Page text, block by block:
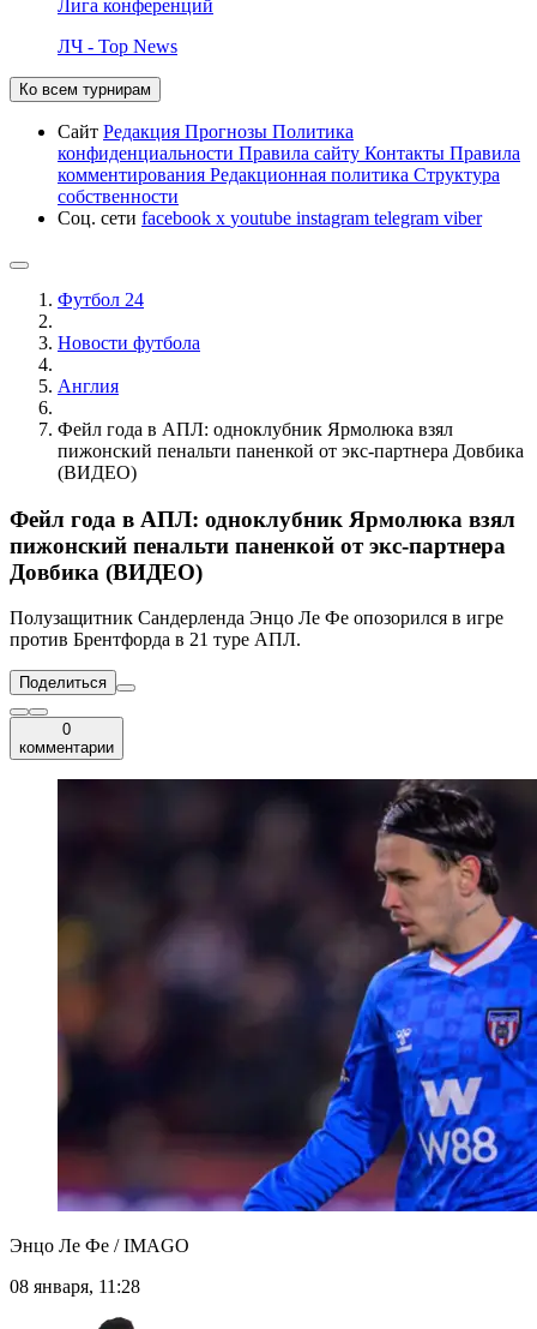
Лига конференций
ЛЧ - Top News
Ко всем турнирам
Сайт Редакция Прогнозы Политика
конфиденциальности Правила сайту Контакты Правила
комментирования Редакционная политика Структура
собственности
Соц. сети facebook x youtube instagram telegram viber
Футбол 24
Новости футбола
Англия
Фейл года в АПЛ: одноклубник Ярмолюка взял
пижонский пенальти паненкой от экс-партнера Довбика
(ВИДЕО)
Фейл года в АПЛ: одноклубник Ярмолюка взял
пижонский пенальти паненкой от экс-партнера
Довбика (ВИДЕО)
Полузащитник Сандерленда Энцо Ле Фе опозорился в игре
против Брентфорда в 21 туре АПЛ.
Поделиться
0
комментарии
Энцо Ле Фе / IMAGO
08 января, 11:28